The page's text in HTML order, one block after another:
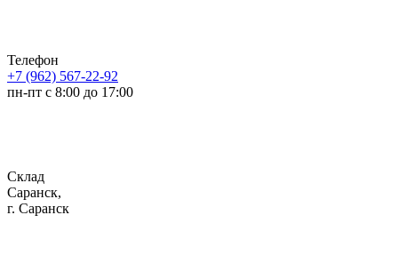
Телефон
+7 (962) 567-22-92
пн-пт с 8:00 до 17:00
Склад
Саранск,
г. Саранск